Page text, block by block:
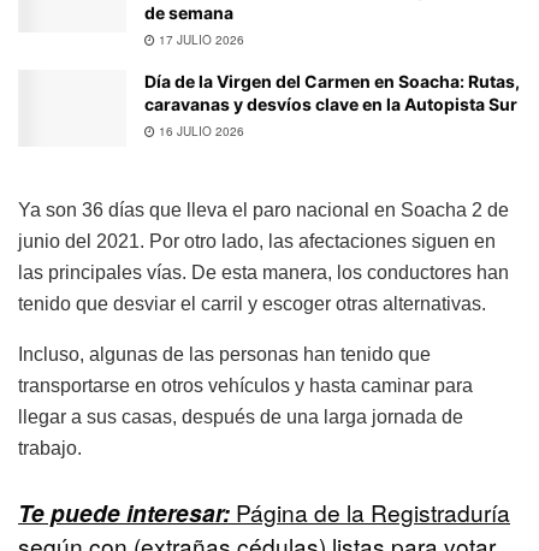
de semana
17 JULIO 2026
Día de la Virgen del Carmen en Soacha: Rutas,
caravanas y desvíos clave en la Autopista Sur
16 JULIO 2026
Ya son 36 días que lleva el paro nacional en Soacha 2 de
junio del 2021. Por otro lado, las afectaciones siguen en
las principales vías. De esta manera, los conductores han
tenido que desviar el carril y escoger otras alternativas.
Incluso, algunas de las personas han tenido que
transportarse en otros vehículos y hasta caminar para
llegar a sus casas, después de una larga jornada de
trabajo.
Te puede interesar: Página de la Registraduría